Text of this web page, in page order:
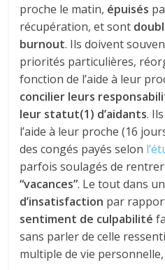
proche le matin, épuisés
récupération, et sont
burnout. Ils doivent
priorités particulières,
fonction de l’aide à leur
concilier leurs
leur statut(1) d’aidants. Ils
l’aide à leur proche (16
des congés payés selon
parfois soulagés de rentrer
“vacances”. Le tout dans un
d’insatisfaction par
sentiment de culpabilité
sans parler de celle
multiple de vie personnelle,